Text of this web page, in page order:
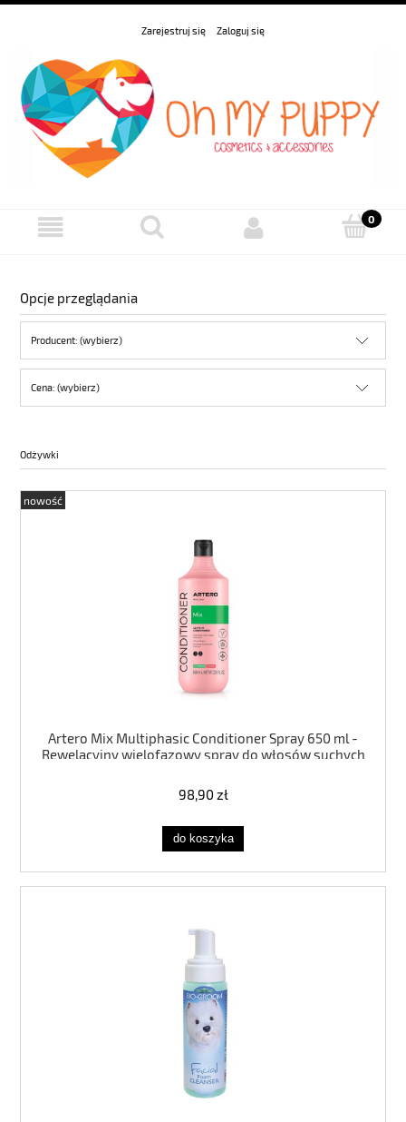
Zarejestruj się Zaloguj się
Opcje przeglądania
Producent: (wybierz)
Cena: (wybierz)
Odżywki
Artero Mix Multiphasic Conditioner Spray 650 ml -
Rewelacyjny wielofazowy spray do włosów suchych
98,90 zł
do koszyka
nowość